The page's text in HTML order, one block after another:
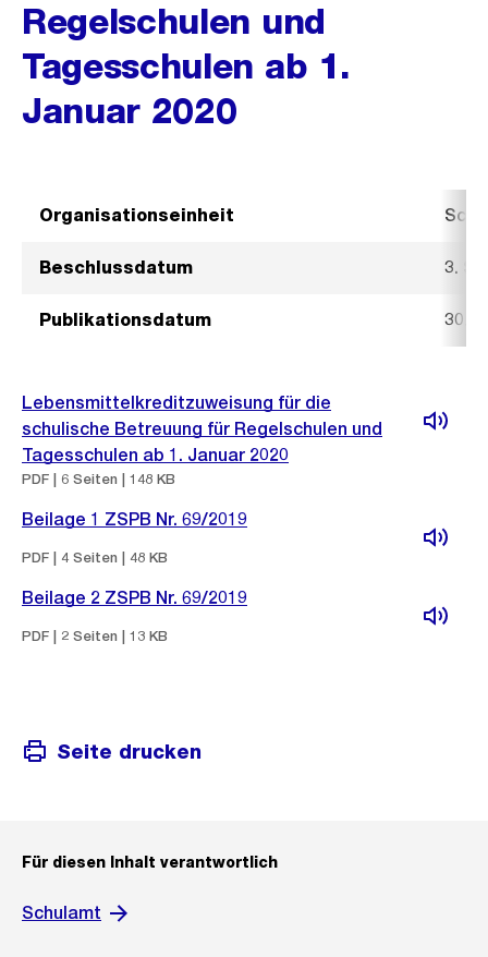
Regelschulen und
Tagesschulen ab 1.
Januar 2020
Organisationseinheit
Beschlussdatum 3.
Publikationsdatum 30.
Lebensmittelkreditzuweisung für die
schulische Betreuung für Regelschulen und
Tagesschulen ab 1. Januar 2020
PDF | 6 Seiten | 148 KB
Beilage 1 ZSPB Nr. 69/2019
PDF | 4 Seiten | 48 KB
Beilage 2 ZSPB Nr. 69/2019
PDF | 2 Seiten | 13 KB
Seite drucken
Für diesen Inhalt verantwortlich
Schulamt